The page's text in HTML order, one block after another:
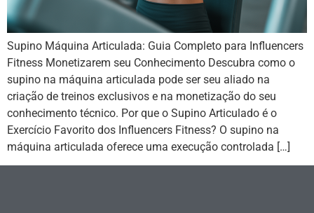
Supino Máquina Articulada: Guia Completo para Influencers
Fitness Monetizarem seu Conhecimento Descubra como o
supino na máquina articulada pode ser seu aliado na
criação de treinos exclusivos e na monetização do seu
conhecimento técnico. Por que o Supino Articulado é o
Exercício Favorito dos Influencers Fitness? O supino na
máquina articulada oferece uma execução controlada […]